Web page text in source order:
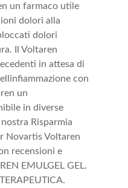
un farmaco utile
dolori alla
dolori
Il Voltaren
in attesa di
con
un
in diverse
Risparmia
Novartis Voltaren
recensioni e
EMULGEL GEL.